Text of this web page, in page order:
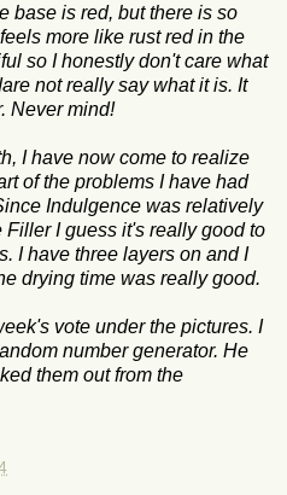
base is red, but there is so
more like rust red in the
so I honestly don't care what
not really say what it is. It
Never mind!
I have now come to realize
of the problems I have had
Indulgence was relatively
I guess it's really good to
I have three layers on and I
drying time was really good.
vote under the pictures. I
number generator. He
them out from the